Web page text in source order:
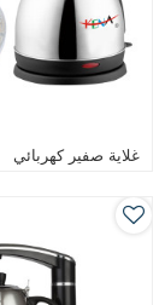
غلاية صفير كهربائي